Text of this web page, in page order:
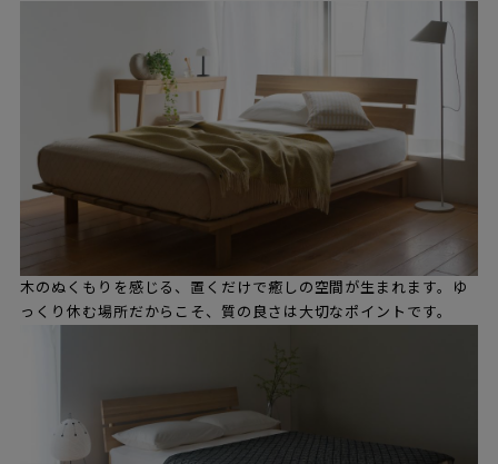
木のぬくもりを感じる、置くだけで癒しの空間が生まれます。ゆ
っくり休む場所だからこそ、質の良さは大切なポイントです。